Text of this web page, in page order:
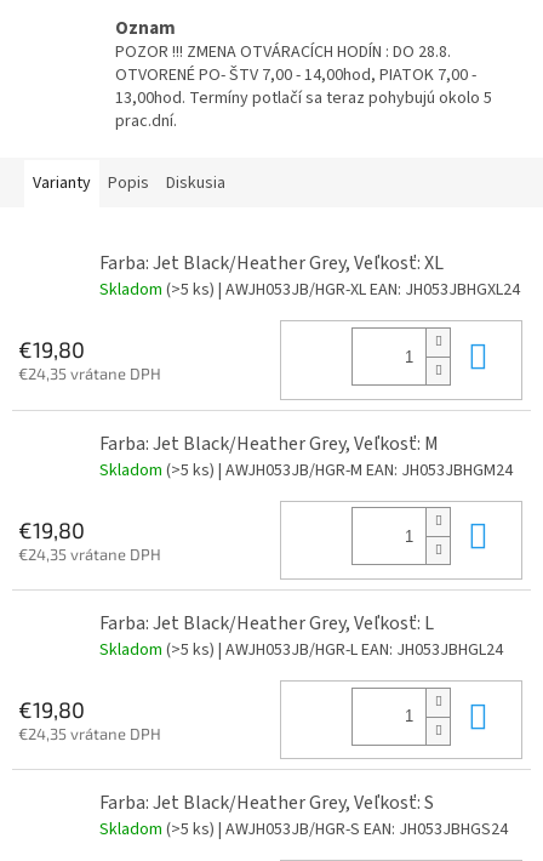
Oznam
POZOR !!! ZMENA OTVÁRACÍCH HODÍN : DO 28.8.
OTVORENÉ PO- ŠTV 7,00 - 14,00hod, PIATOK 7,00 -
13,00hod. Termíny potlačí sa teraz pohybujú okolo 5
prac.dní.
Varianty Popis Diskusia
Farba: Jet Black/Heather Grey, Veľkosť: XL
Skladom (>5 ks) | AWJH053JB/HGR-XLEAN: JH053JBHGXL24
€19,80
€24,35 vrátane DPH
Farba: Jet Black/Heather Grey, Veľkosť: M
Skladom (>5 ks) | AWJH053JB/HGR-M EAN: JH053JBHGM24
€19,80
€24,35 vrátane DPH
Farba: Jet Black/Heather Grey, Veľkosť: L
Skladom (>5 ks) | AWJH053JB/HGR-LEAN: JH053JBHGL24
€19,80
€24,35 vrátane DPH
Farba: Jet Black/Heather Grey, Veľkosť: S
Skladom (>5 ks) | AWJH053JB/HGR-S EAN: JH053JBHGS24